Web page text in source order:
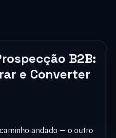
B2B:
e Converter
andado — o outro